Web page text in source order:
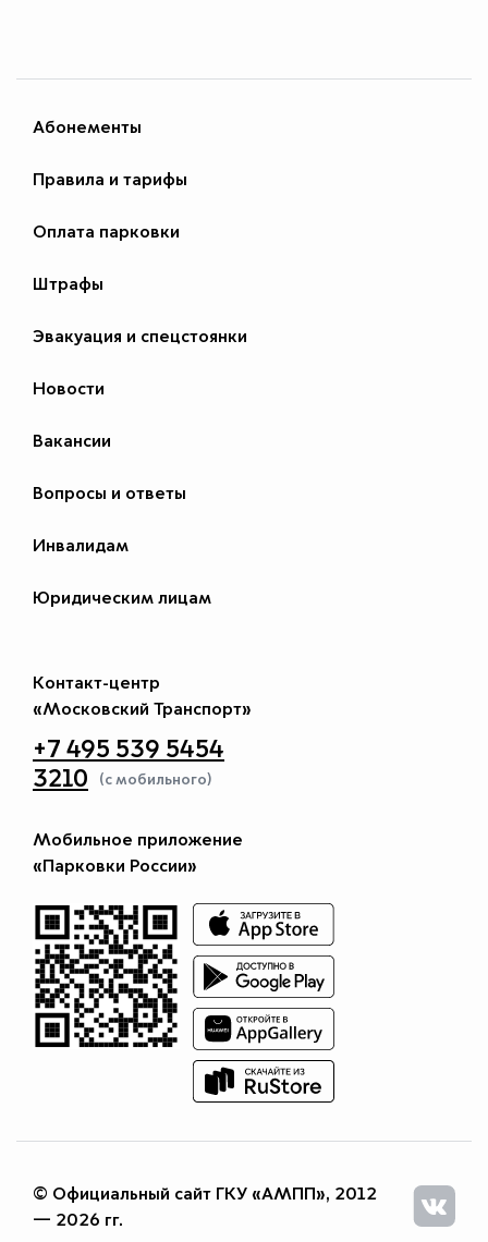
Абонементы
Правила и тарифы
Оплата парковки
Штрафы
Эвакуация и спецстоянки
Новости
Вакансии
Вопросы и ответы
Инвалидам
Юридическим лицам
Контакт-центр
«Московский Транспорт»
+7 495 539 5454
3210
(с мобильного)
Мобильное приложение
«Парковки России»
© Официальный сайт ГКУ «АМПП», 2012
— 2026 гг.